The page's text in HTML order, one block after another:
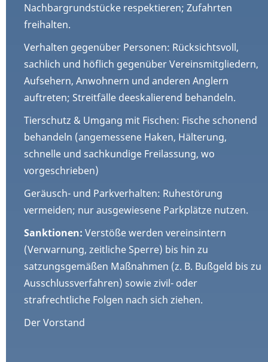
Nachbargrundstücke respektieren; Zufahrten
freihalten.
Verhalten gegenüber Personen: Rücksichtsvoll,
sachlich und höflich gegenüber Vereinsmitgliedern,
Aufsehern, Anwohnern und anderen Anglern
auftreten; Streitfälle deeskalierend behandeln.
Tierschutz & Umgang mit Fischen: Fische schonend
behandeln (angemessene Haken, Hälterung,
schnelle und sachkundige Freilassung, wo
vorgeschrieben)
Geräusch- und Parkverhalten: Ruhestörung
vermeiden; nur ausgewiesene Parkplätze nutzen.
Sanktionen: Verstöße werden vereinsintern
(Verwarnung, zeitliche Sperre) bis hin zu
satzungsgemäßen Maßnahmen (z. B. Bußgeld bis zu
Ausschlussverfahren) sowie zivil- oder
strafrechtliche Folgen nach sich ziehen.
Der Vorstand